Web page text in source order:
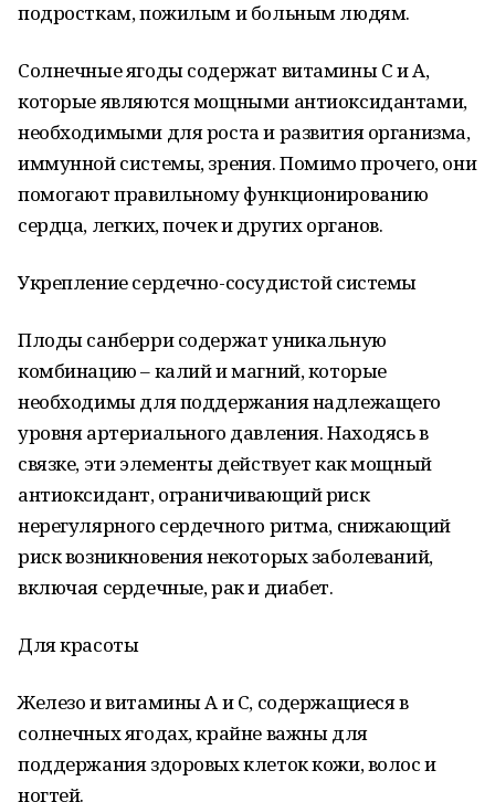
подросткам, пожилым и больным людям.
Солнечные ягоды содержат витамины С и А,
которые являются мощными антиоксидантами,
необходимыми для роста и развития организма,
иммунной системы, зрения. Помимо прочего, они
помогают правильному функционированию
сердца, легких, почек и других органов.
Укрепление сердечно-сосудистой системы
Плоды санберри содержат уникальную
комбинацию – калий и магний, которые
необходимы для поддержания надлежащего
уровня артериального давления. Находясь в
связке, эти элементы действует как мощный
антиоксидант, ограничивающий риск
нерегулярного сердечного ритма, снижающий
риск возникновения некоторых заболеваний,
включая сердечные, рак и диабет.
Для красоты
Железо и витамины А и С, содержащиеся в
солнечных ягодах, крайне важны для
поддержания здоровых клеток кожи, волос и
ногтей.